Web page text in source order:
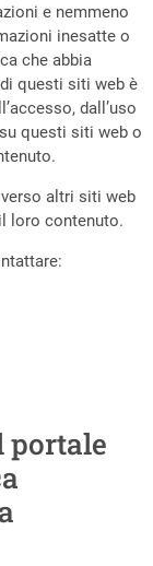
e nemmeno
inesatte o
che abbia
questi siti web è
dall’uso
questi siti web o
altri siti web
loro contenuto.
portale